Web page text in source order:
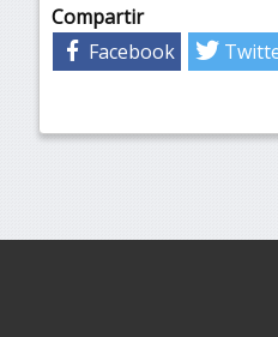
Compartir
Facebook